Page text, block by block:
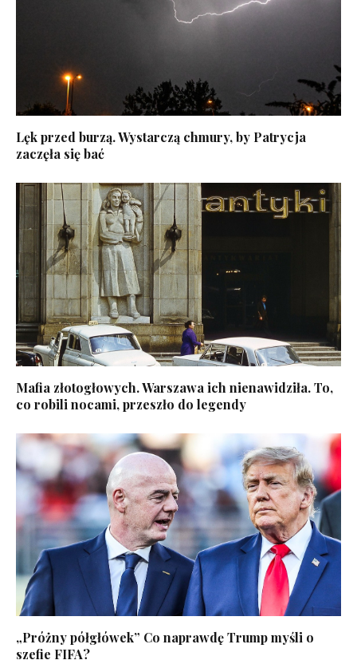
Lęk przed burzą. Wystarczą chmury, by Patrycja
zaczęła się bać
Mafia złotogłowych. Warszawa ich nienawidziła. To,
co robili nocami, przeszło do legendy
„Próżny półgłówek” Co naprawdę Trump myśli o
szefie FIFA?